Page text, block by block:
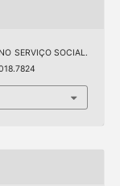
SERVIÇO SOCIAL.